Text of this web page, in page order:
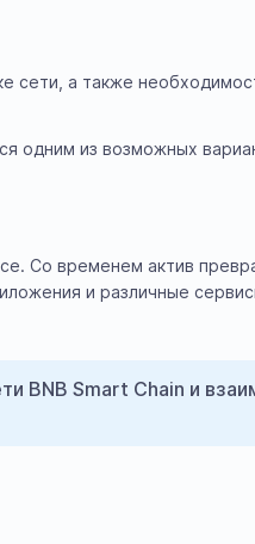
сети, а также
одним из возможных
Со временем актив
и различные
BNB Smart Chain и